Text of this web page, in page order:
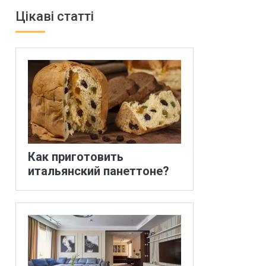
Цікаві статті
Как приготовить
итальянский панеттоне?